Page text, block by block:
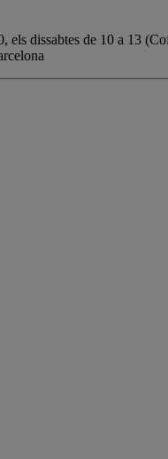
dissabtes de 10 a 13